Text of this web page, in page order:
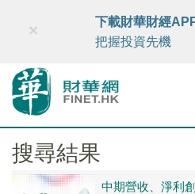
財華智庫網 FINTV
×
下載財華財經
把握投資先機
搜尋結果
中期營收、淨利